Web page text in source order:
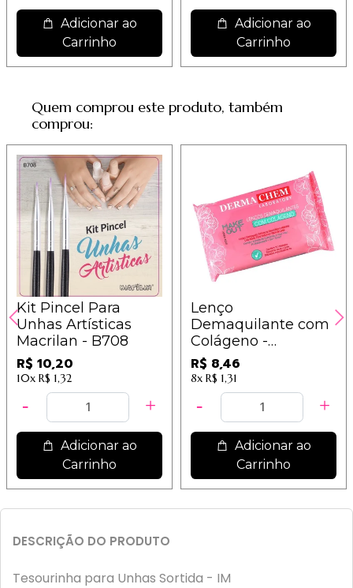
Adicionar ao
Carrinho
Adicionar ao
Carrinho
Quem comprou este produto, também
comprou:
Kit Pincel Para
Unhas Artísticas
Macrilan - B708
R$ 10,20
10x R$ 1,32
Adicionar ao
Carrinho
Lenço
Demaquilante com
Colágeno -
Dermachem
R$ 8,46
8x R$ 1,31
Adicionar ao
Carrinho
DESCRIÇÃO DO PRODUTO
Tesourinha para Unhas Sortida - IM